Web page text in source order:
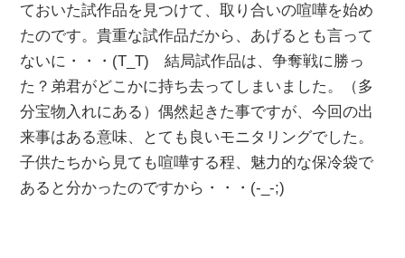
ておいた試作品を見つけて、取り合いの喧嘩を始め
たのです。貴重な試作品だから、あげるとも言って
ないに・・・(T_T) 結局試作品は、争奪戦に勝っ
た？弟君がどこかに持ち去ってしまいました。（多
分宝物入れにある）偶然起きた事ですが、今回の出
来事はある意味、とても良いモニタリングでした。
子供たちから見ても喧嘩する程、魅力的な保冷袋で
あると分かったのですから・・・(-_-;)